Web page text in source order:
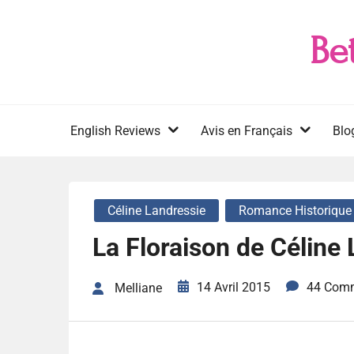
English Reviews Avis en Français
Céline Landressie Romance Historique
La Floraison de Céline
Melliane 14 Avril 2015 44